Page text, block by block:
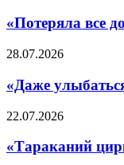
«Потеряла все
28.07.2026
«Даже
22.07.2026
«Тараканий